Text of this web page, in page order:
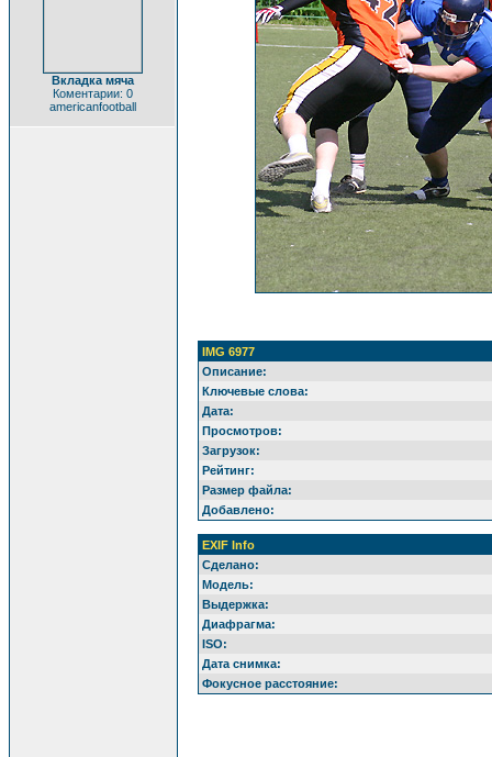
Вкладка мяча
Коментарии: 0
americanfootball
IMG 6977
Описание:
Ключевые слова:
Дата:
Просмотров:
Загрузок:
Рейтинг:
Размер файла:
Добавлено:
EXIF Info
Сделано:
Модель:
Выдержка:
Диафрагма:
ISO:
Дата снимка:
Фокусное расстояние: